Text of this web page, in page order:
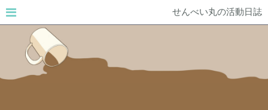
せんべい丸の活動日誌